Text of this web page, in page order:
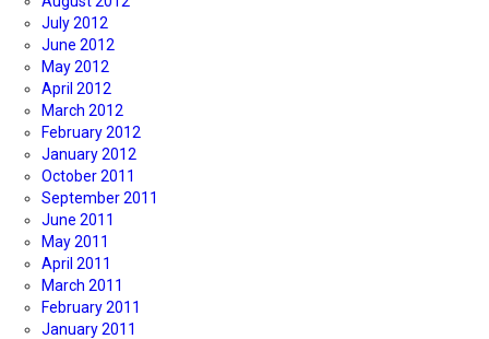
July 2012
June 2012
May 2012
April 2012
March 2012
February 2012
January 2012
October 2011
September 2011
June 2011
May 2011
April 2011
March 2011
February 2011
January 2011